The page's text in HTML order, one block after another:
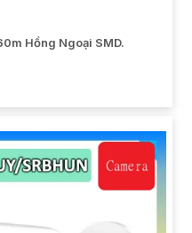
Hồng Ngoại SMD.